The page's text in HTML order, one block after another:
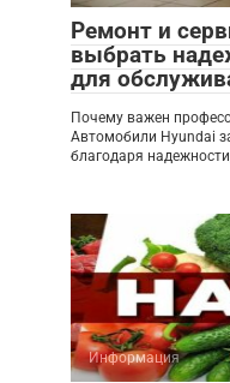
Ремонт и
выбрать
для
Почему важен
Автомобили Hyundai
благодаря
Информация